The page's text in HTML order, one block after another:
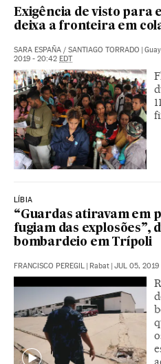
Exigência de visto para
deixa a fronteira em
SARA ESPAÑA / SANTIAGO TORRADO |
2019 - 20:42 EDT
LÍBIA
“Guardas atiravam em
fugiam das explosões”,
bombardeio em Trípoli
FRANCISCO PEREGIL | Rabat | JUL 05,